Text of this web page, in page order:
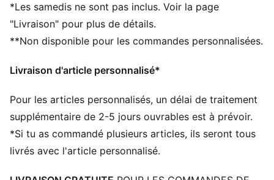
et sans couture, la fibre permet de conserver la forme
et le confort tout en offrant une compression qui
accompagne parfaitement chacun de tes
Confectionné avec un minimum de 50 % de matériaux
DÉTAILS
Coupe : Moulante
Matériau principal : Interlock
Longueur : 7/8
Poches : Poche intérieure
*Les samedis ne sont pas inclus. Voir la page
"Livraison" pour plus de détails.
**Non disponible pour les commandes personnalisées.
Livraison d'article personnalisé*
Pour les articles personnalisés, un délai de traitement
supplémentaire de 2-5 jours ouvrables est à prévoir.
*Si tu as commandé plusieurs articles, ils seront tous
livrés avec l'article personnalisé.